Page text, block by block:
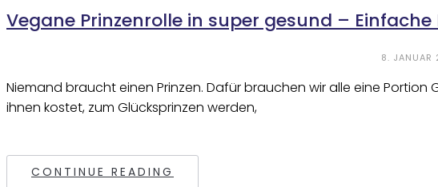
Vegane Prinzenrolle in super gesund –
8. JANUAR
Niemand braucht einen Prinzen. Dafür brauchen wir alle eine
ihnen kostet, zum Glücksprinzen werden,
CONTINUE READING